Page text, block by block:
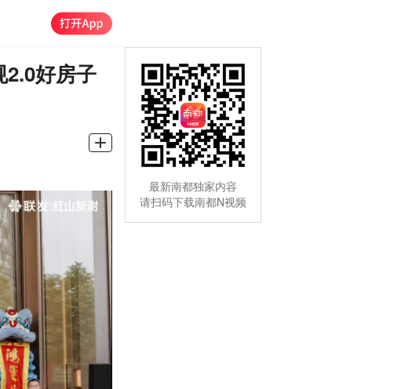
2.0好房子
最新南都独家内容
请扫码下载南都N视频